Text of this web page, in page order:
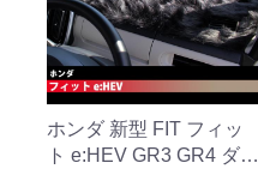
ホンダ 新型 FIT フィッ
ト e:HEV GR3 GR4 ダッ